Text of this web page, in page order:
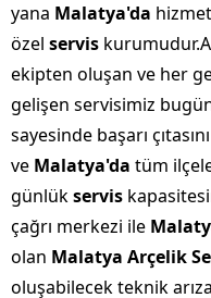
yana Malatya'da
özel servis
ekipten oluşan ve her
gelişen servisimiz
sayesinde başarı
ve Malatya'da tüm
günlükservis
çağrı merkezi ile
olan Malatya Arçelik
oluşabilecek teknik